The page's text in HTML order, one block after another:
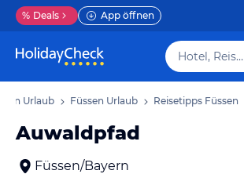
% Deals App öffnen
Hotel, Reiseziel
Urlaub Füssen Urlaub Reisetipps Füssen
Auwaldpfad
Füssen/Bayern